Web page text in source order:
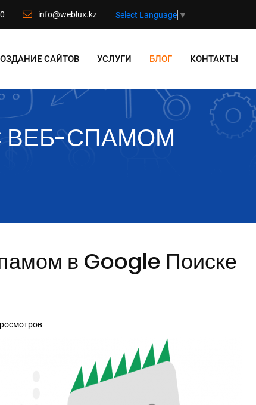
info@weblux.kz Select Language ▼
САЙТОВ УСЛУГИ БЛОГ КОНТАКТЫ
ВЕБ-СПАМОМ
в Google Поиске